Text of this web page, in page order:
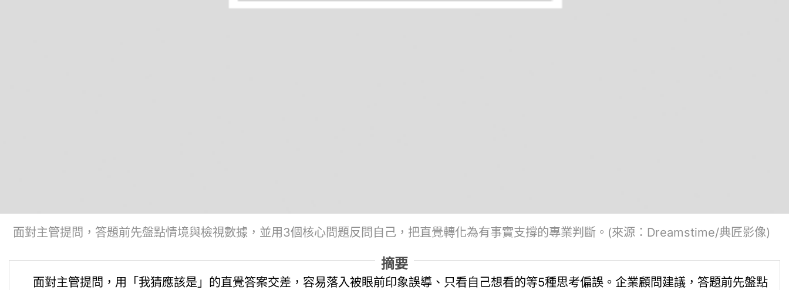
面對主管提問，答題前先盤點情境與檢視數據，並用3個核心問題反問自己，把直覺轉化為有事實支撐的專業判斷。(來源：Dreamstime/典匠影像)
摘要
面對主管提問，用「我猜應該是」的直覺答案交差，容易落入被眼前印象誤導、只看自己想看的等5種思考偏誤。企業顧問建議，答題前先盤點